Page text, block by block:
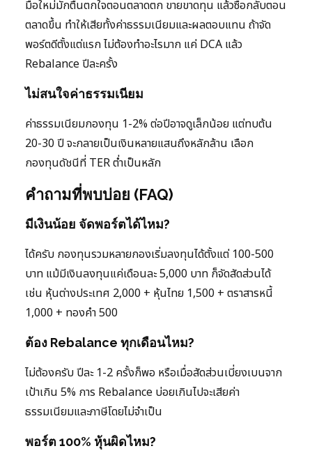
มือใหม่มักตื่นตกใจตอนตลาดตก ขายขาดทุน แล้วซื้อกลับตอน
ตลาดขึ้น ทำให้เสียทั้งค่าธรรมเนียมและผลตอบแทน ถ้าจัด
พอร์ตดีตั้งแต่แรก ไม่ต้องทำอะไรมาก แค่ DCA แล้ว
Rebalance ปีละครั้ง
ไม่สนใจค่าธรรมเนียม
ค่าธรรมเนียมกองทุน 1-2% ต่อปีอาจดูเล็กน้อย แต่ทบต้น
20-30 ปี จะกลายเป็นเงินหลายแสนถึงหลักล้าน เลือก
กองทุนดัชนีที่ TER ต่ำเป็นหลัก
คำถามที่พบบ่อย (FAQ)
มีเงินน้อย จัดพอร์ตได้ไหม?
ได้ครับ กองทุนรวมหลายกองเริ่มลงทุนได้ตั้งแต่ 100-500
บาท แม้มีเงินลงทุนแค่เดือนละ 5,000 บาท ก็จัดสัดส่วนได้
เช่น หุ้นต่างประเทศ 2,000 + หุ้นไทย 1,500 + ตราสารหนี้
1,000 + ทองคำ 500
ต้อง Rebalance ทุกเดือนไหม?
ไม่ต้องครับ ปีละ 1-2 ครั้งก็พอ หรือเมื่อสัดส่วนเบี่ยงเบนจาก
เป้าเกิน 5% การ Rebalance บ่อยเกินไปจะเสียค่า
ธรรมเนียมและภาษีโดยไม่จำเป็น
พอร์ต 100% หุ้นผิดไหม?